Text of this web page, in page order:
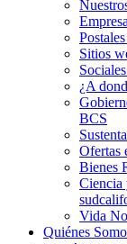
Sitios
¿A
BCS
Ofertas
Bienes
Ciencia
Vida
Quiénes